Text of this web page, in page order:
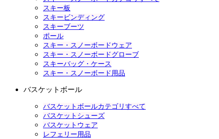
スキー板
スキービンディング
スキーブーツ
ポール
スキー・スノーボードウェア
スキー・スノーボードグローブ
スキーバッグ・ケース
スキー・スノーボード用品
バスケットボール
バスケットボールカテゴリすべて
バスケットシューズ
バスケットウェア
レフェリー用品